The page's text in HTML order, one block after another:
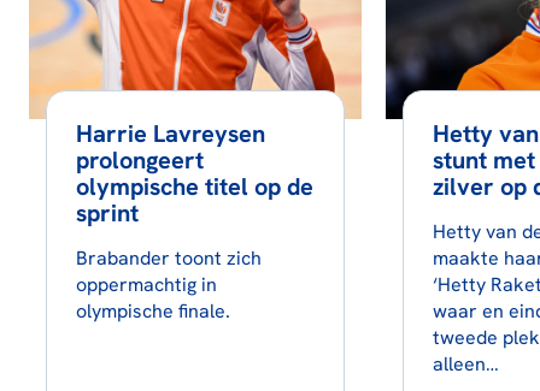
Harrie Lavreysen
prolongeert
olympische titel op de
sprint
Brabander toont zich
oppermachtig in
olympische finale.
Hetty
stunt
zilver op
Hetty van
maakte
‘Hetty
waar en
tweede
alleen…